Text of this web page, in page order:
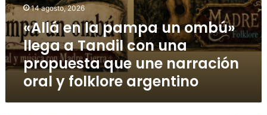
14 agosto, 2026
«Allá en la pampa un ombú»
llega a Tandil con una
propuesta que une narración
oral y folklore argentino